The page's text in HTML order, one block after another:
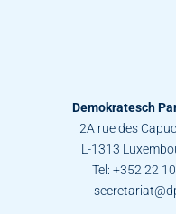
Demokratesch
2A rue des
L-1313
Tel: +352 22